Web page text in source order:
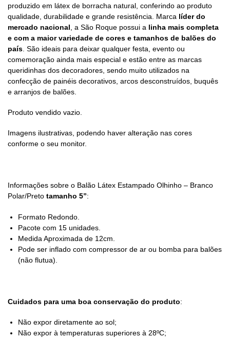
produzido em látex de borracha natural, conferindo ao produto
qualidade, durabilidade e grande resistência. Marca líder do
mercado nacional , a São Roque possui a linha mais completa
e com a maior variedade de cores e tamanhos de balões do
país . São ideais para deixar qualquer festa, evento ou
comemoração ainda mais especial e estão entre as marcas
queridinhas dos decoradores, sendo muito utilizados na
confecção de painéis decorativos, arcos desconstruídos, buquês
e arranjos de balões.
Produto vendido vazio.
Imagens ilustrativas, podendo haver alteração nas cores
conforme o seu monitor.
Informações sobre o Balão Látex Estampado Olhinho – Branco
Polar/Preto tamanho 5”:
Formato Redondo.
Pacote com 15 unidades.
Medida Aproximada de 12cm.
Pode ser inflado com compressor de ar ou bomba para balões
(não flutua).
Cuidados para uma boa conservação do produto:
Não expor diretamente ao sol;
Não expor à temperaturas superiores à 28ºC;